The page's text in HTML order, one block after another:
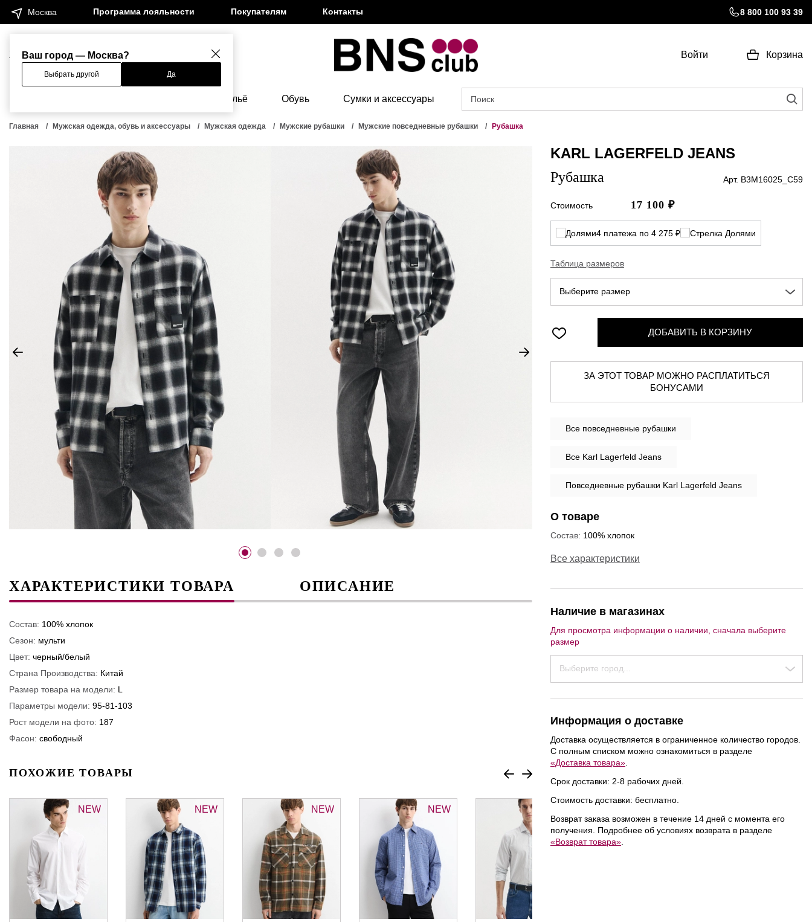
Ваш город — Москва?
Выбрать другой Да
Москва Программа лояльности Покупателям Контакты 8 800 100 93 39
Женщинам Мужчинам Войти Корзина
Бельё Обувь Сумки и аксессуары
Главная Мужская одежда, обувь и аксессуары Мужская одежда Мужские рубашки Мужские повседневные рубашки Рубашка
ХАРАКТЕРИСТИКИ ТОВАРА ОПИСАНИЕ
Состав: 100% хлопок
Сезон: мульти
Цвет: черный/белый
Страна Производства: Китай
Размер товара на модели: L
Параметры модели: 95-81-103
Рост модели на фото: 187
Фасон: свободный
ПОХОЖИЕ ТОВАРЫ
NEW NEW NEW NEW
KARL LAGERFELD JEANS
Рубашка Арт. B3M16025_C59
Стоимость 17 100 ₽
4 платежа по 4 275 ₽
Таблица размеров
Выберите размер
ДОБАВИТЬ В КОРЗИНУ
ЗА ЭТОТ ТОВАР МОЖНО РАСПЛАТИТЬСЯ
БОНУСАМИ
Все повседневные рубашки
Все Karl Lagerfeld Jeans
Повседневные рубашки Karl Lagerfeld Jeans
О товаре
Состав: 100% хлопок
Все характеристики
Наличие в магазинах
Для просмотра информации о наличии, сначала выберите
размер
Выберите город...
Информация о доставке
Доставка осуществляется в ограниченное количество городов.
С полным списком можно ознакомиться в разделе
«Доставка товара»
Срок доставки: 2-8 рабочих дней.
Стоимость доставки: бесплатно.
Возврат заказа возможен в течение 14 дней с момента его
получения. Подробнее об условиях возврата в разделе
«Возврат товара»